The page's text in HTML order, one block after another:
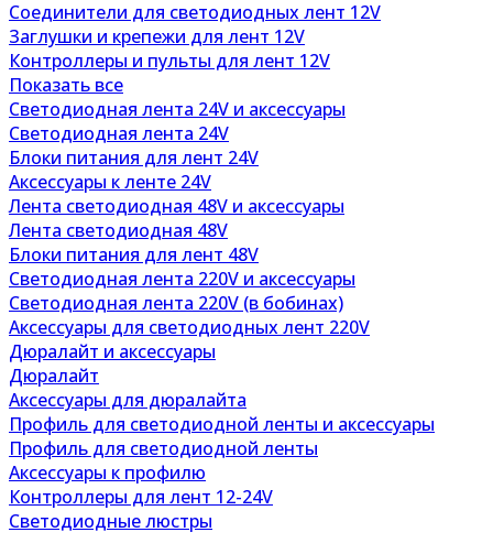
Соединители для светодиодных лент 12V
Заглушки и крепежи для лент 12V
Контроллеры и пульты для лент 12V
Показать все
Светодиодная лента 24V и аксессуары
Светодиодная лента 24V
Блоки питания для лент 24V
Аксессуары к ленте 24V
Лента светодиодная 48V и аксессуары
Лента светодиодная 48V
Блоки питания для лент 48V
Светодиодная лента 220V и аксессуары
Светодиодная лента 220V (в бобинах)
Аксессуары для светодиодных лент 220V
Дюралайт и аксессуары
Дюралайт
Аксессуары для дюралайта
Профиль для светодиодной ленты и аксессуары
Профиль для светодиодной ленты
Аксессуары к профилю
Контроллеры для лент 12-24V
Светодиодные люстры